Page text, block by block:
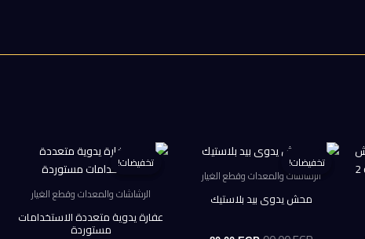
تخفيضات!
تخفيضات!
الرشاشات والمعدات وقطع الغيار
محش يدوى بيد بلاستيك
تخفيضات!
تخفيضات!
الرشاشات والمعدات وقطع الغيار
عفارة يدوية متعددة الاستخدامات
مستوردة